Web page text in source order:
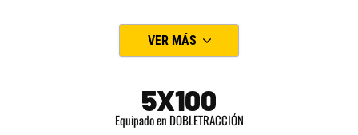
VER MÁS
5X100
Equipado en DOBLETRACCIÓN